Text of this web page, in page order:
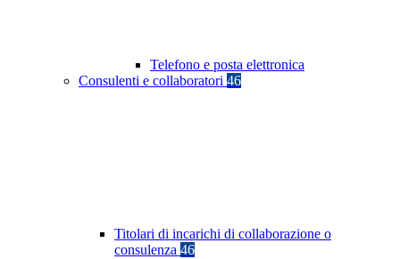
Telefono e posta elettronica
Consulenti e collaboratori 46
Titolari di incarichi di collaborazione o
consulenza 46